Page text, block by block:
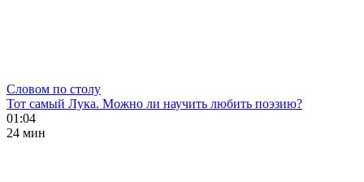
Словом по столу
Тот самый Лука. Можно ли научить любить поэзию?
01:04
24 мин